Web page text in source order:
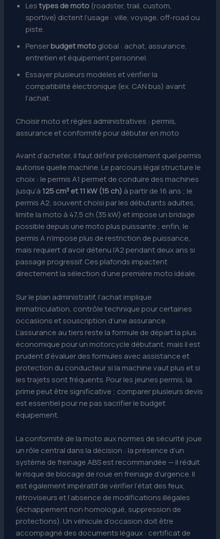
Lestypes de moto (roadster, trail, custom,
sportive) dictent l’usage : ville, voyage, off-road ou
piste.
Penserbudget motoglobal : achat, assurance,
entretien et équipement personnel.
Essayer plusieurs modèles et vérifier la
compatibilité électronique (ex. CAN bus) avant
l’achat.
Choisir moto et règles administratives : permis,
assurance et conformité pour débuter en moto
Avant d’acheter, il faut définir précisément quel permis
autorise quelle machine. Le parcours légal structure le
choix : le permis A1 permet de conduire des machines
jusqu’à 125 cm³ et 11 kW (15 ch) à partir de 16 ans ; le
permis A2, souvent choisi par les débutants adultes,
limite la moto à 47,5 ch (35 kW) et impose un bridage
possible depuis une moto plus puissante ; enfin, le
permis A n’impose plus de restriction de puissance,
mais requiert d’avoir détenu l’A2 pendant deux ans si
passage progressif. Ces plafonds impactent
directement la sélection d’une première moto idéale.
Sur le plan administratif, l’achat implique
immatriculation, contrôle technique pour certaines
occasions et souscription d’une assurance.
L’assurance au tiers reste la formule de départ la plus
économique pour un motorcycle débutant, mais il est
prudent d’évaluer des formules avec assistance et
protection du conducteur si la machine vaut plus et si
les trajets sont fréquents. Pour les jeunes permis, la
prime peut être significative ; comparer plusieurs devis
est essentiel pour ne pas sacrifier le budget
équipement.
La conformité de la moto aux normes de sécurité joue
un rôle central dans la décision : la présence d’un
système de freinage ABS est recommandée — il réduit
le risque de blocage de roue en freinage d’urgence. Il
est également impératif de vérifier l’état des feux,
rétroviseurs et l’absence de modifications illégales
(échappement non homologué, suppression de
protections). Un véhicule d’occasion doit être
accompagné des documents légaux : certificat de